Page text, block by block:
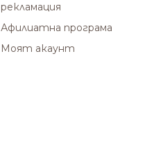
рекламация
Афилиатна програма
Моят акаунт